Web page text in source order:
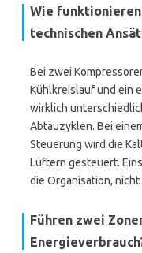
Wie
technischen
Bei zwei
Kühlkreislauf und ein
wirklich
Abtauzyklen. Bei
Steuerung wird die
Lüftern gesteuert.
die Organisation, nicht
Führen zwei